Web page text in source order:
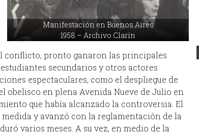
Manifestación en Buenos Aires
1958 – Archivo Clarín
conflicto, pronto ganaron las principales
secundarios y otros actores
espectaculares, como el despliegue de
obelisco en plena Avenida Nueve de Julio en
que había alcanzado la controversia. El
y avanzó con la reglamentación de la
varios meses. A su vez, en medio de la